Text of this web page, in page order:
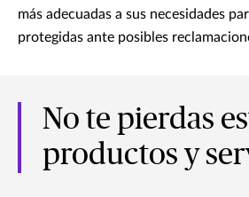
más adecuadas a sus necesidades
protegidas ante posibles
No te pierdas
productos y